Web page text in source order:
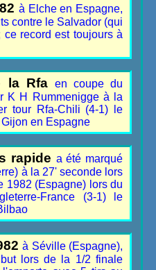
à Elche en Espagne,
contre le Salvador (qui
record est toujours à
la Rfa en coupe du
K H Rummenigge à la
tour Rfa-Chili (4-1) le
en Espagne
rapide a été marqué
à la 27' seconde lors
1982 (Espagne) lors du
France (3-1) le
à Séville (Espagne),
lors de la 1/2 finale